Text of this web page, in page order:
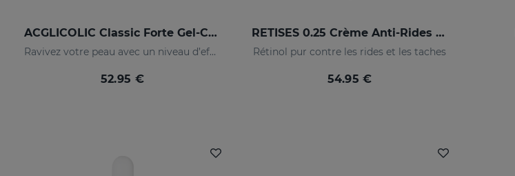
ACGLICOLIC Classic Forte Gel-Crème
Ravivez votre peau avec un niveau d’efficacité jamais égalé
52.95 €
RETISES 0.25 Crème Anti-Rides Régénérante
Rétinol pur contre les rides et les taches
54.95 €